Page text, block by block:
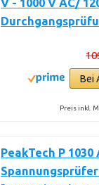
V - 1000 V AC/
Bei
Preis inkl.
PeakTech P 1030